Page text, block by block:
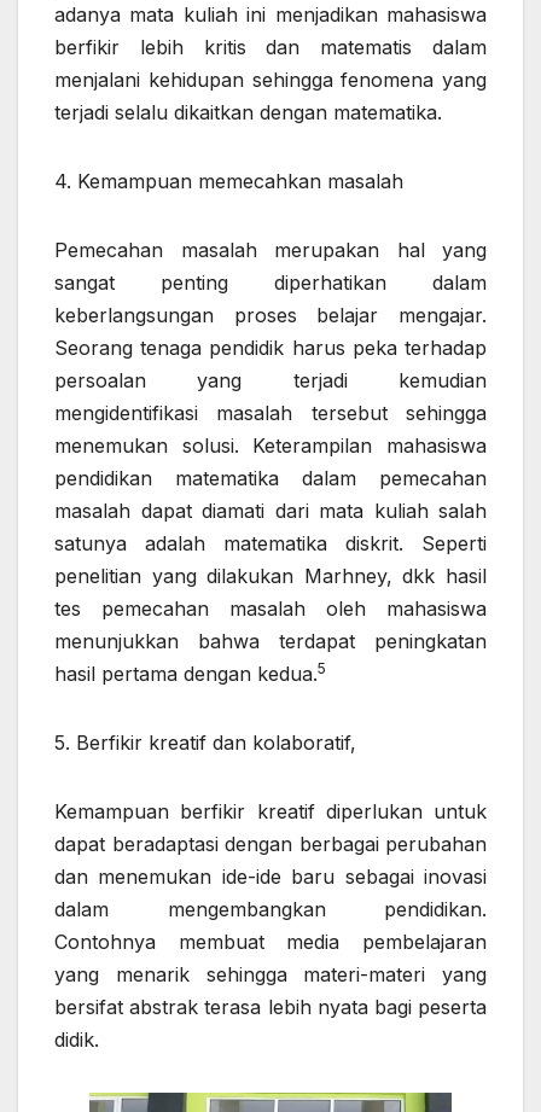
adanya mata kuliah ini menjadikan mahasiswa
berfikir lebih kritis dan matematis dalam
menjalani kehidupan sehingga fenomena yang
terjadi selalu dikaitkan dengan matematika.
4. Kemampuan memecahkan masalah
Pemecahan masalah merupakan hal yang
sangat penting diperhatikan dalam
keberlangsungan proses belajar mengajar.
Seorang tenaga pendidik harus peka terhadap
persoalan yang terjadi kemudian
mengidentifikasi masalah tersebut sehingga
menemukan solusi. Keterampilan mahasiswa
pendidikan matematika dalam pemecahan
masalah dapat diamati dari mata kuliah salah
satunya adalah matematika diskrit. Seperti
penelitian yang dilakukan Marhney, dkk hasil
tes pemecahan masalah oleh mahasiswa
menunjukkan bahwa terdapat peningkatan
hasil pertama dengan kedua.5
5. Berfikir kreatif dan kolaboratif,
Kemampuan berfikir kreatif diperlukan untuk
dapat beradaptasi dengan berbagai perubahan
dan menemukan ide-ide baru sebagai inovasi
dalam mengembangkan pendidikan.
Contohnya membuat media pembelajaran
yang menarik sehingga materi-materi yang
bersifat abstrak terasa lebih nyata bagi peserta
didik.